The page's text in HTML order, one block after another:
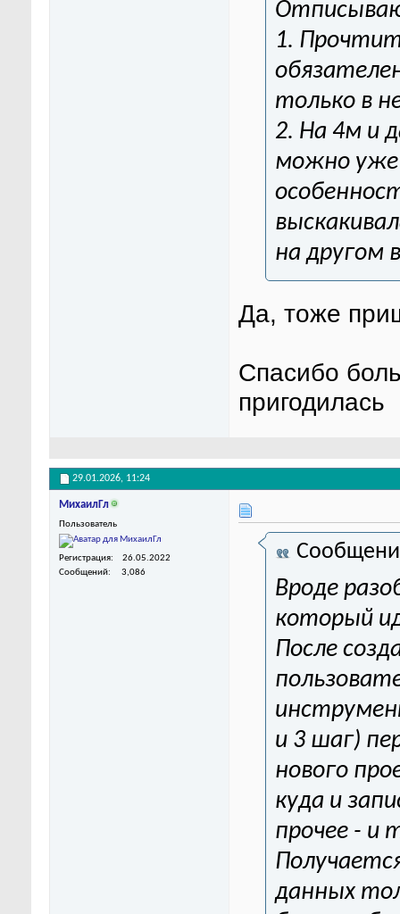
1.
только в
2. На 4м и
можно уже
на другом
Да, тоже
Спасибо
пригодилась
29.01.2026, 11:24
МихаилГл
Пользователь
Регистрация
26.05.2022
Сообщений
3,086
Вроде
который
После
и 3 шаг)
нового
куда и
прочее - и
данных